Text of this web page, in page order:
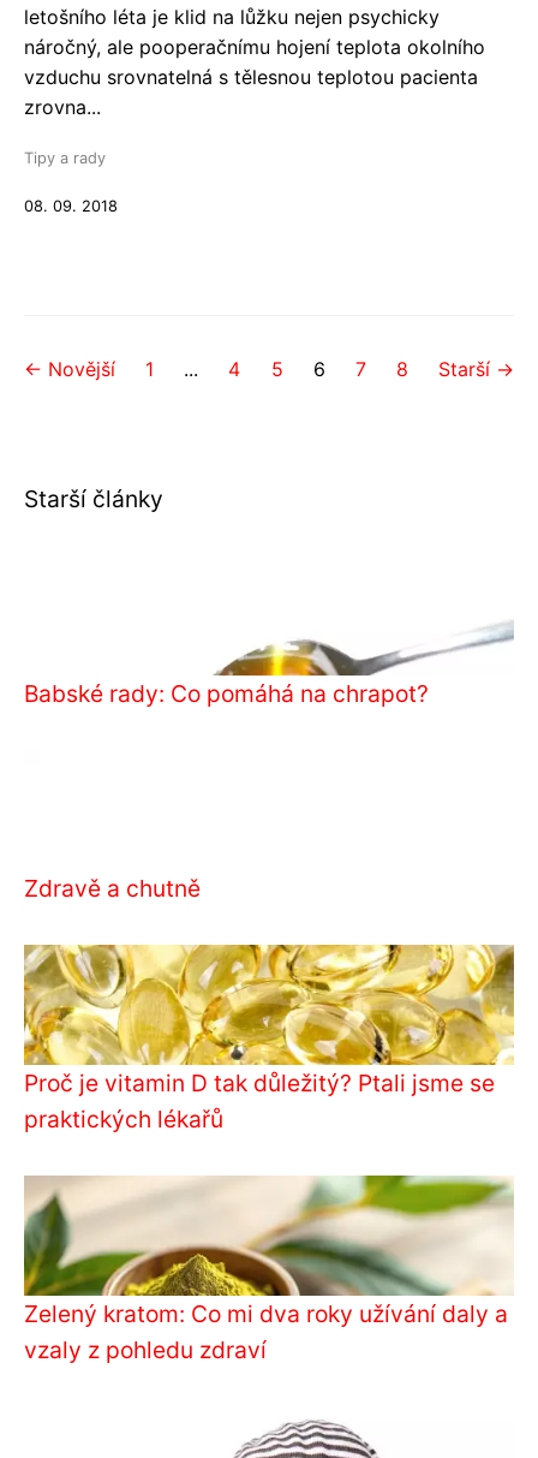
letošního léta je klid na lůžku nejen psychicky
náročný, ale pooperačnímu hojení teplota okolního
vzduchu srovnatelná s tělesnou teplotou pacienta
zrovna...
Tipy a rady
08. 09. 2018
← Novější 1 ... 4 5 6 7 8 Starší →
Starší články
Babské rady: Co pomáhá na chrapot?
Zdravě a chutně
Proč je vitamin D tak důležitý? Ptali jsme se
praktických lékařů
Zelený kratom: Co mi dva roky užívání daly a
vzaly z pohledu zdraví